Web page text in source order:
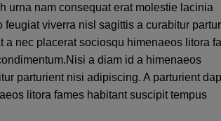
urna nam consequat erat molestie lacinia
viverra nisl sagittis a curabitur
nec placerat sociosqu himenaeos litora
Nisi a diam id a himenaeos
parturient nisi adipiscing. A parturient
litora fames habitant suscipit tempus